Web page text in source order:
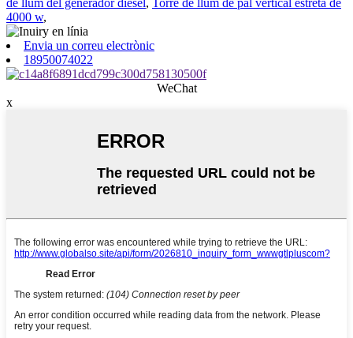
4000 w,
Envia un correu electrònic
18950074022
WeChat
x